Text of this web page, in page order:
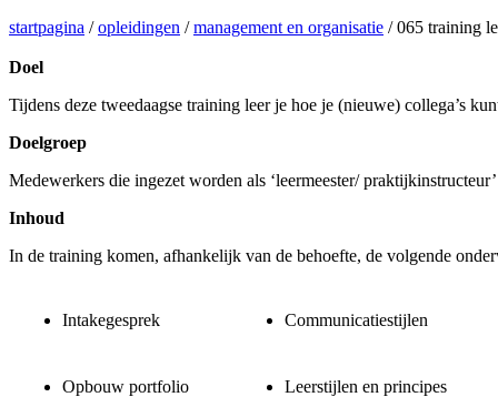
startpagina /opleidingen /management en organisatie / 065 training
Doel
Tijdens deze tweedaagse training leer je hoe je (nieuwe) collega’s
Doelgroep
Medewerkers die ingezet worden als ‘leermeester/
Inhoud
In de training komen, afhankelijk van de behoefte, de volgende
Intakegesprek Communicatiestijlen
Opbouw portfolio Leerstijlen en principes